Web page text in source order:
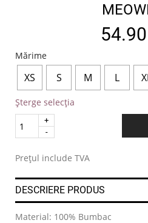
54.90
Mărime
XS S M L
Șterge selecția
Quantity
Prețul include TVA
DESCRIERE PRODUS
Material: 100% Bumbac